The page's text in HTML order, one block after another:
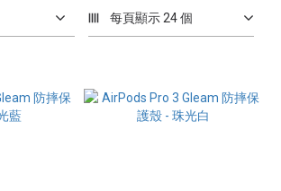
每頁顯示 24 個